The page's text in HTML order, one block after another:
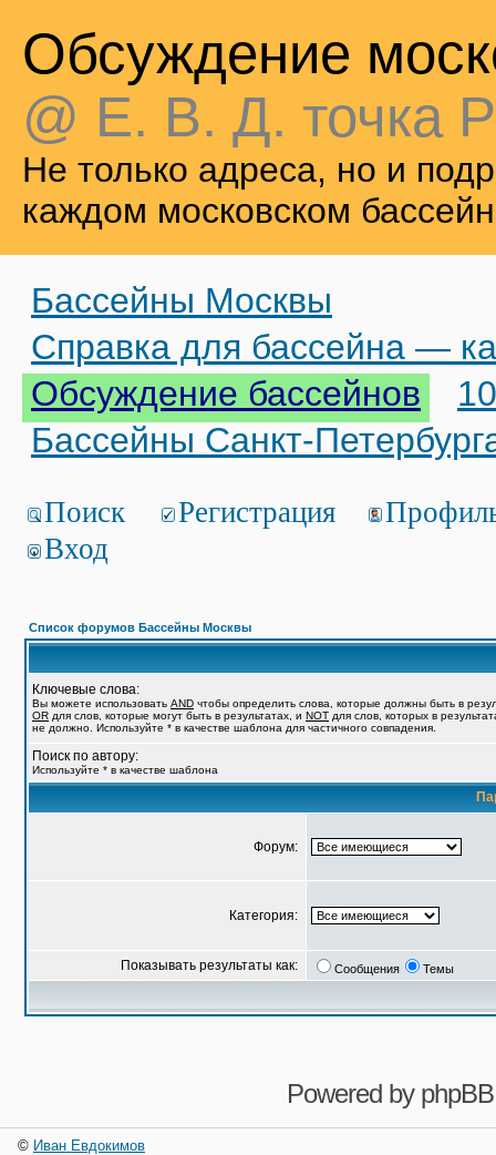
Обсуждение
@ Е. В. Д. точка
Не только адреса, но и
каждом московском
Бассейны Москвы
Справка для бассейна —
Обсуждение бассейнов
Бассейны Санкт-
Поиск Регистрация
Вход
Список форумов Бассейны Москвы
Ключевые слова:
Вы можете использовать AND чтобы определить слова, которые должны быть в
OR для слов, которые могут быть в результатах, и NOT для слов, которых в
не должно. Используйте * в качестве шаблона для частичного совпадения.
Поиск по автору:
Используйте * в качестве шаблона
Форум:
Категория:
Показывать результаты как: Сообщения Темы
Powered by phpBB
© Иван Евдокимов